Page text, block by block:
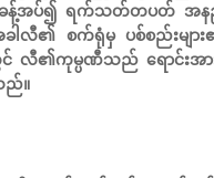
းခန့်အပ်၍ ရက်သတ်တပတ် အန
စက်ရုံမှ ပစ်စည်းများ၏အ
၏ကုမ္ပဏီသည် ရောင်းအား
ည်။